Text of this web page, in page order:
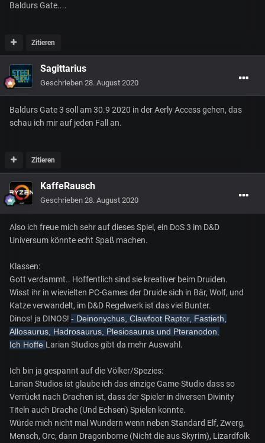
Baldurs Gate....
Zitieren
Sagittarius
Geschrieben 28. August 2020
Baldurs Gate 3 soll am 30.9 2020 in der Aerly Access gehen, das
schau ich mir auf jeden Fall an.
Zitieren
KaffeRausch
Geschrieben 28. August 2020
Also ich freue mich sehr auf dieses Spiel, ein DoS 3 im D&D
Universum könnte echt Spaß machen.
Klassen:
Gott verdammt.. Hoffentlich sind sie kreativer beim Druiden.
Wisst ihr in wievielten PC-Games der Druide sich in Bär, Wolf, und
Katze verwandelt, im D&D Regelwerk ist das viel Bunter.
Dinos! ja DINOS! - Deinonychus, Clawfoot Raptor, Fastieth,
Allosaurus, Hadrosaurus, Plesiosaurus und Pteranodon.
Ich Hoffe Larian Studios gibt da mehr Auswahl.
Ich bin ja gespannt auf die Völker/Spezies:
Larian Studios ist glaube ich das einzige Game-Studio dass so
Verrückt nach Drachen ist, dass der Spieler in diversen Divinity
Titeln auch Drache (Und Echsen) Spielen konnte.
Würde mich nicht mal Wundern wenn neben Standard Elf, Zwerg,
Mensch, Orc, dann Dragonborne (Nicht die aus Skyrim), Lizardfolk